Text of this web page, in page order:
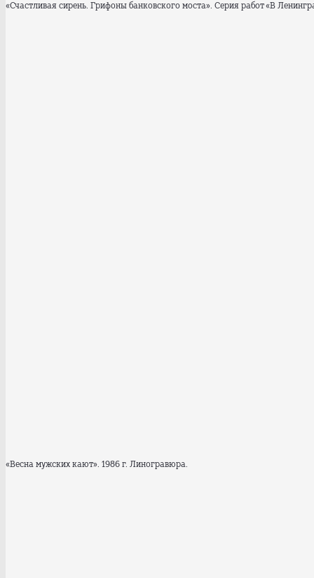
«Счастливая сирень. Грифоны банковского моста». Серия работ «В
«Весна мужских кают». 1986 г. Линогравюра.